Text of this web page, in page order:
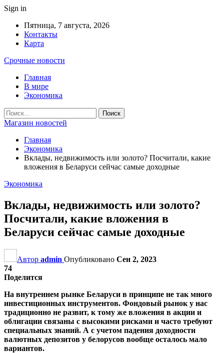
Sign in
Пятница, 7 августа, 2026
Контакты
Карта
Срочные новости
Главная
В мире
Экономика
Магазин новостей
Главная
Экономика
Вклады, недвижимость или золото? Посчитали, какие
вложения в Беларуси сейчас самые доходные
Экономика
Вклады, недвижимость или золото?
Посчитали, какие вложения в
Беларуси сейчас самые доходные
Автор admin Опубликовано Сен 2, 2023
74
Поделится
На внутреннем рынке Беларуси в принципе не так много
инвестиционных инструментов. Фондовый рынок у нас
традиционно не развит, к тому же вложения в акции и
облигации связаны с высокими рисками и часто требуют
специальных знаний. А с учетом падения доходности
валютных депозитов у белорусов вообще осталось мало
вариантов.